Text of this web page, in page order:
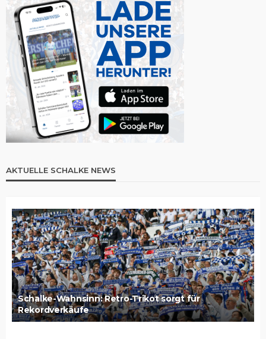
AKTUELLE SCHALKE NEWS
Schalke-Wahnsinn: Retro-Trikot sorgt für
Rekordverkäufe